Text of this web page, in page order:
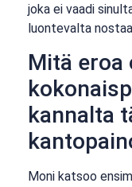
joka ei vaadi
luontevalta
Mitä eroa
kannalta
Moni katsoo